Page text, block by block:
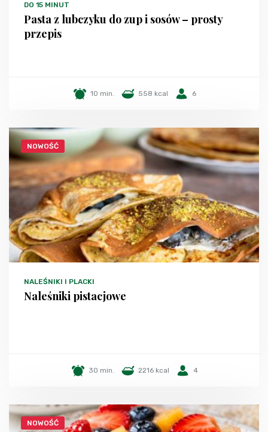
DO 15 MINUT
Pasta z lubczyku do zup i sosów – prosty
przepis
10 min. 558 kcal 6
NOWOŚĆ
NALEŚNIKI I PLACKI
Naleśniki pistacjowe
30 min. 2216 kcal 4
NOWOŚĆ